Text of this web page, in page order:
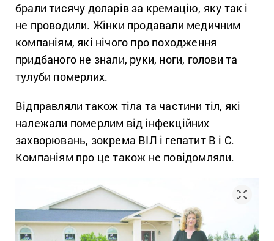
брали тисячу доларів за кремацію, яку так і
не проводили. Жінки продавали медичним
компаніям, які нічого про походження
придбаного не знали, руки, ноги, голови та
тулуби померлих.
Відправляли також тіла та частини тіл, які
належали померлим від інфекційних
захворювань, зокрема ВІЛ і гепатит В і С.
Компаніям про це також не повідомляли.